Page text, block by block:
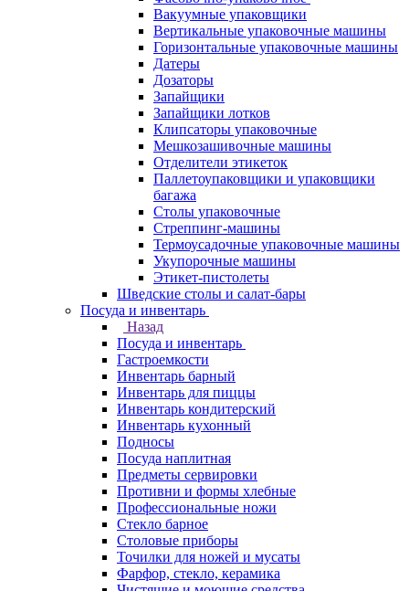
Вакуумные упаковщики
Вертикальные упаковочные машины
Горизонтальные упаковочные машины
Датеры
Дозаторы
Запайщики
Запайщики лотков
Клипсаторы упаковочные
Мешкозашивочные машины
Отделители этикеток
Паллетоупаковщики и упаковщики
багажа
Столы упаковочные
Стреппинг-машины
Термоусадочные упаковочные машины
Укупорочные машины
Этикет-пистолеты
Шведские столы и салат-бары
Посуда и инвентарь
Назад
Посуда и инвентарь
Гастроемкости
Инвентарь барный
Инвентарь для пиццы
Инвентарь кондитерский
Инвентарь кухонный
Подносы
Посуда наплитная
Предметы сервировки
Противни и формы хлебные
Профессиональные ножи
Стекло барное
Столовые приборы
Точилки для ножей и мусаты
Фарфор, стекло, керамика